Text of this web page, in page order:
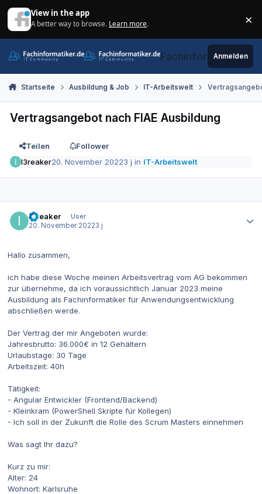
View in the app
A better way to browse. Learn more. ×
Fachinformatiker.de
Anmelden
Startseite Ausbildung & Job IT-Arbeitswelt
Vertragsangebot nach FIAE Ausbildung
Teilen
Follower
I3reaker20. November 20223 j in IT-Arbeitswelt
I3reaker
User
20. November 20223 j
Hallo zusammen,
ich habe diese Woche meinen Arbeitsvertrag vom AG bekommen
zur übernehme, da ich voraussichtlich Januar 2023 meine
Ausbildung als Fachinformatiker für Anwendungsentwicklung
abschließen werde.
Der Vertrag der mir Angeboten wurde:
Jahresbrutto: 36.000€ in 12 Gehältern
Urlaubstage: 30 Tage
Arbeitszeit: 40h
Tätigkeit:
- Angular Entwickler (Frontend/Backend)
- Kleinkram (PowerShell Skripte für Kollegen)
- Ich soll in der Zukunft die Rolle des Scrum Masters einnehmen
Was sagt Ihr dazu?
Kurz zu mir:
Alter: 24
Wohnort: Karlsruhe